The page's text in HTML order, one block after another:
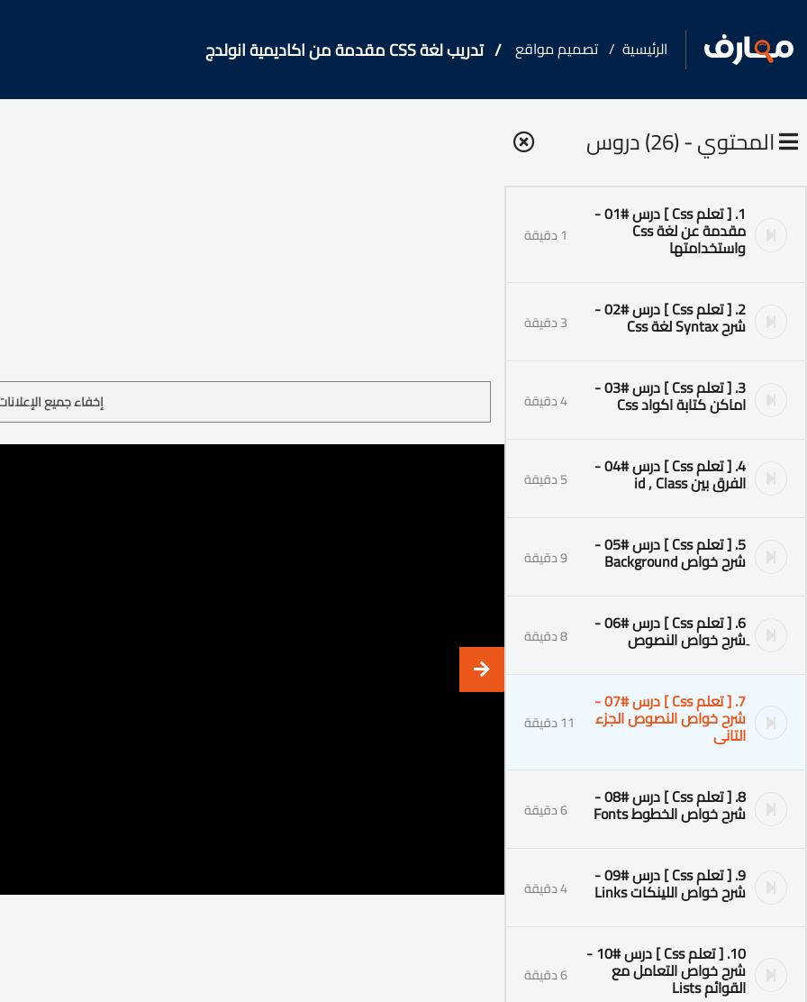
الرئيسية تصميم مواقع تدريب لغة CSS مقدمة من اكاديمية انولدج
المحتوي - (26) دروس
1. [ تعلم Css ] درس #01 -
مقدمة عن لغة Css
واستخدامتها 1 دقيقة
2. [ تعلم Css ] درس #02 -
شرح Syntax لغة Css 3 دقيقة
3. [ تعلم Css ] درس #03 -
اماكن كتابة اكواد Css 4 دقيقة
4. [ تعلم Css ] درس #04 -
الفرق بين id , Class 5 دقيقة
5. [ تعلم Css ] درس #05 -
شرح خواص Background 9 دقيقة
6. [ تعلم Css ] درس #06 -
ِشرح خواص النصوص 8 دقيقة
7. [ تعلم Css ] درس #07 -
شرح خواص النصوص الجزء
التانى 11 دقيقة
8. [ تعلم Css ] درس #08 -
شرح خواص الخطوط Fonts 6 دقيقة
9. [ تعلم Css ] درس #09 -
شرح خواص اللينكات Links 4 دقيقة
10. [ تعلم Css ] درس #10 -
شرح خواص التعامل مع
القوائم Lists 6 دقيقة
إخفاء جميع